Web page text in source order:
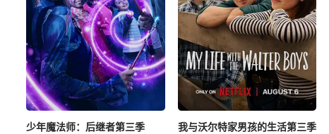
少年魔法师：后继者第三季
我与沃尔特家男孩的生活第三季